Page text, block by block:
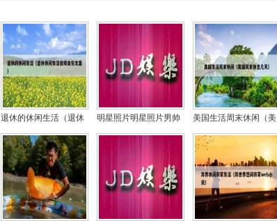
退休的休闲生活（退休
休闲生活自娱自乐文
案）
明星照片明星照片男帅
气霸气,帅气的明星
美国生活周末休闲（美
国周末休息几天）